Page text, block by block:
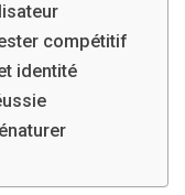
compétitif
identité